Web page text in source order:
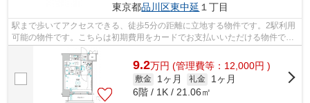
東京都品川区東中延 １丁目
駅まで歩いてアクセスできる、徒歩5分の距離に立地する物件です。2駅利用
可能の物件です。こちらは初期費用をカードでお支払いいただける物件で
す。こちらはエレベーター付きの物件で...
9.2万円 (管理費等：12,000円 )
敷金 1ヶ月 礼金
1ヶ月
6階 / 1K / 21.06㎡